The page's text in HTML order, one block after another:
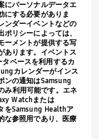
にパーソナルデータエ
にする必要がありま
ンダーイベントなどの
リシーによっては、
ーメントが提供する写
あります。イベントス
ベースを利用するカ
カレンダーがインス
ンの通知はSamsung
み利用可能です。エネ
Watch または
をSamsung Healthア
な参照用であり、医療